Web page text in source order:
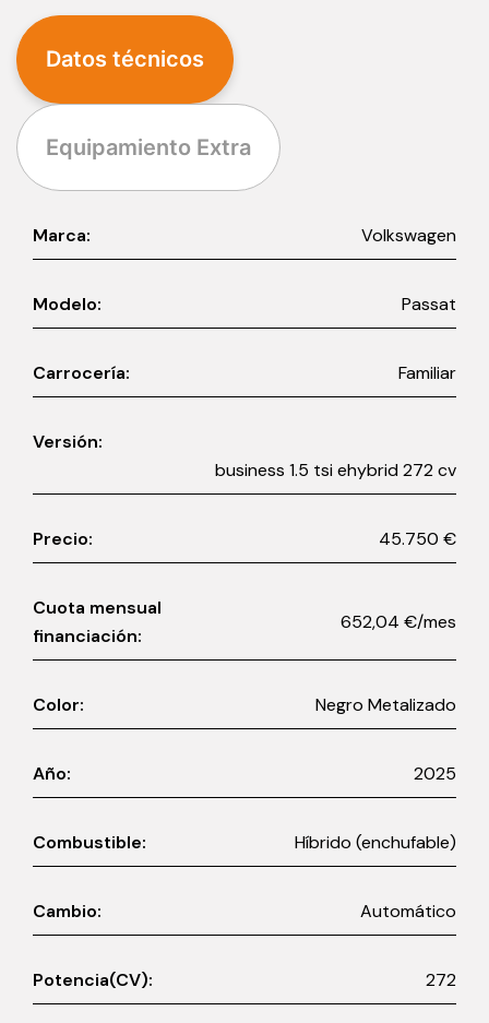
Datos técnicos
Equipamiento Extra
Marca: Volkswagen
Modelo: Passat
Carrocería: Familiar
Versión:
business 1.5 tsi ehybrid 272 cv
Precio: 45.750 €
Cuota mensual
financiación:
652,04 €/mes
Color: Negro Metalizado
Año: 2025
Combustible: Híbrido (enchufable)
Cambio: Automático
Potencia(CV): 272